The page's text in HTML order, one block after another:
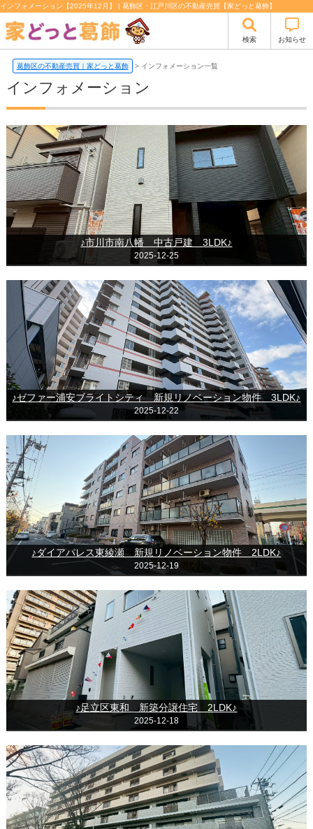
インフォメーション【2025年12月】 | 葛飾区・江戸川区の不動産売買【家どっと葛飾】
検索 お知らせ
葛飾区の不動産売買｜家どっと葛飾 > インフォメーション一覧
インフォメーション
♪市川市南八幡 中古戸建 3LDK♪
2025-12-25
♪ゼファー浦安ブライトシティ 新規リノベーション物件 3LDK♪
2025-12-22
♪ダイアパレス東綾瀬 新規リノベーション物件 2LDK♪
2025-12-19
♪足立区東和 新築分譲住宅 2LDK♪
2025-12-18